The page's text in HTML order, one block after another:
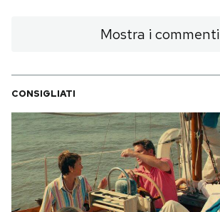
NEWSLETTER
I MIEI PREFERITI
SHOP
CALENDARIO
Mostra i commenti
CONSIGLIATI